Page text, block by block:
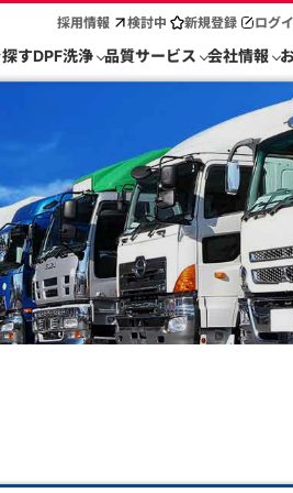
採用情報 検討中 新規登録 ログ
すDPF洗浄 品質サービス 会社情報